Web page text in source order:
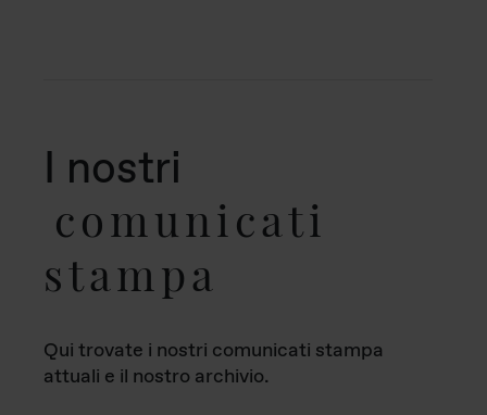
I nostri
comunicati
stampa
Qui trovate i nostri comunicati stampa
attuali e il nostro archivio.